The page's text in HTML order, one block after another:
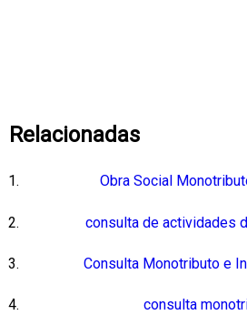
Relacionadas
Obra Social
consulta de actividades
Consulta Monotributo e
consulta